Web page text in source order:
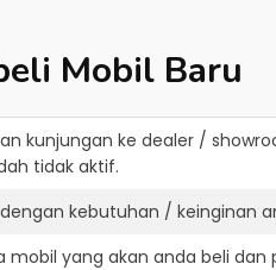
Mobil Baru
kunjungan ke dealer /
tidak aktif.
kebutuhan / keinginan
mobil yang akan anda beli